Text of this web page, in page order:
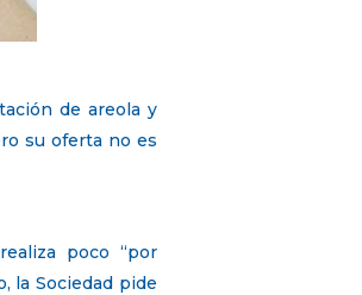
de areola y
su oferta no es
poco “por
la Sociedad pide